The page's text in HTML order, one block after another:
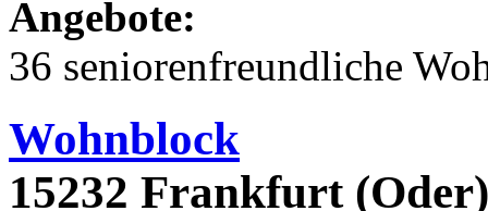
Angebote:
36 seniorenfreundliche
Wohnblock
15232 Frankfurt